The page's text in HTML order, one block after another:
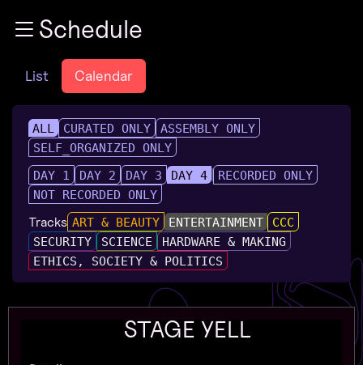
Zum InhaltSchedule
List Calendar
ALL CURATED ONLY
ASSEMBLY ONLY
SELF_ORGANIZED ONLY
DAY 1
DAY 2 DAY 3 DAY 4
RECORDED ONLY
NOT RECORDED ONLY
Tracks ART & BEAUTY ENTERTAINMENT
CCC
SECURITY
SCIENCE
HARDWARE & MAKING
ETHICS, SOCIETY & POLITICS
STAGE YELL